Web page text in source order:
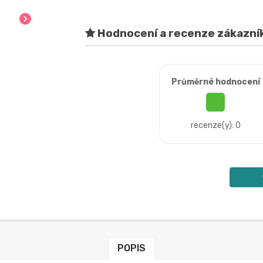
chevron_right
Hodnocení a recenze
Průměrné hodnocení
recenze(y): 0
POPIS